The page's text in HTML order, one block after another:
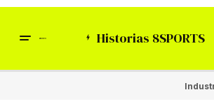
Historias 8SPORTS